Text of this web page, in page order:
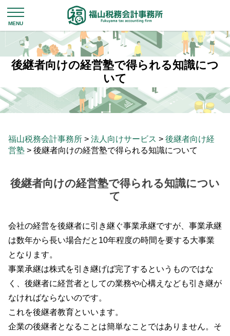
後継者向けの経営塾で得られる知識につ
いて
福山税務会計事務所 > 法人向けサービス > 後継者向け経
営塾 > 後継者向けの経営塾で得られる知識について
後継者向けの経営塾で得られる知識につい
て
会社の経営を後継者に引き継ぐ事業承継ですが、事業承継
は数年から長い場合だと10年程度の時間を要する大事業
となります。
事業承継は株式を引き継げば完了するというものではな
く、後継者に経営者としての業務や心構えなども引き継が
なければならないのです。
これを後継者教育といいます。
企業の後継者となることは簡単なことではありません。そ